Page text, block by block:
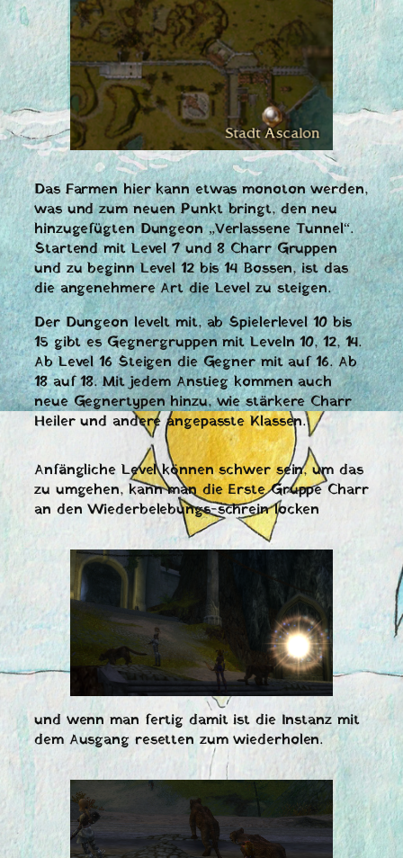
Das Farmen hier kann etwas monoton werden,
was und zum neuen Punkt bringt, den neu
hinzugefügten Dungeon „Verlassene Tunnel“.
Startend mit Level 7 und 8 Charr Gruppen
und zu beginn Level 12 bis 14 Bossen, ist das
die angenehmere Art die Level zu steigen.
Der Dungeon levelt mit, ab Spielerlevel 10 bis
15 gibt es Gegnergruppen mit Leveln 10, 12, 14.
Ab Level 16 Steigen die Gegner mit auf 16. Ab
18 auf 18. Mit jedem Anstieg kommen auch
neue Gegnertypen hinzu, wie stärkere Charr
Heiler und andere angepasste Klassen.
Anfängliche Level können schwer sein, um das
zu umgehen, kann man die Erste Gruppe Charr
an den Wiederbelebungs-schrein locken
und wenn man fertig damit ist die Instanz mit
dem Ausgang resetten zum wiederholen.